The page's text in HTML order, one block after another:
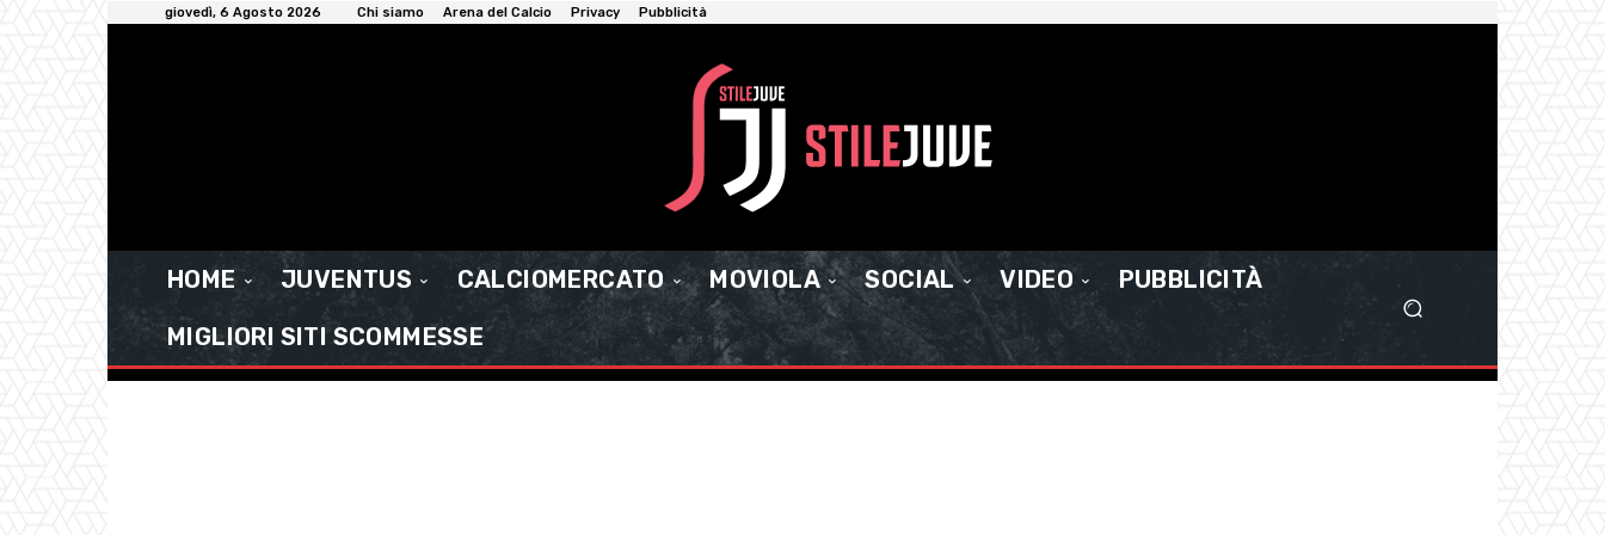
giovedì, 6 Agosto 2026 Chi siamo Arena del Calcio Privacy Pubblicità
HOME JUVENTUS CALCIOMERCATO MOVIOLA SOCIAL VIDEO
PUBBLICITÀ
MIGLIORI SITI SCOMMESSE